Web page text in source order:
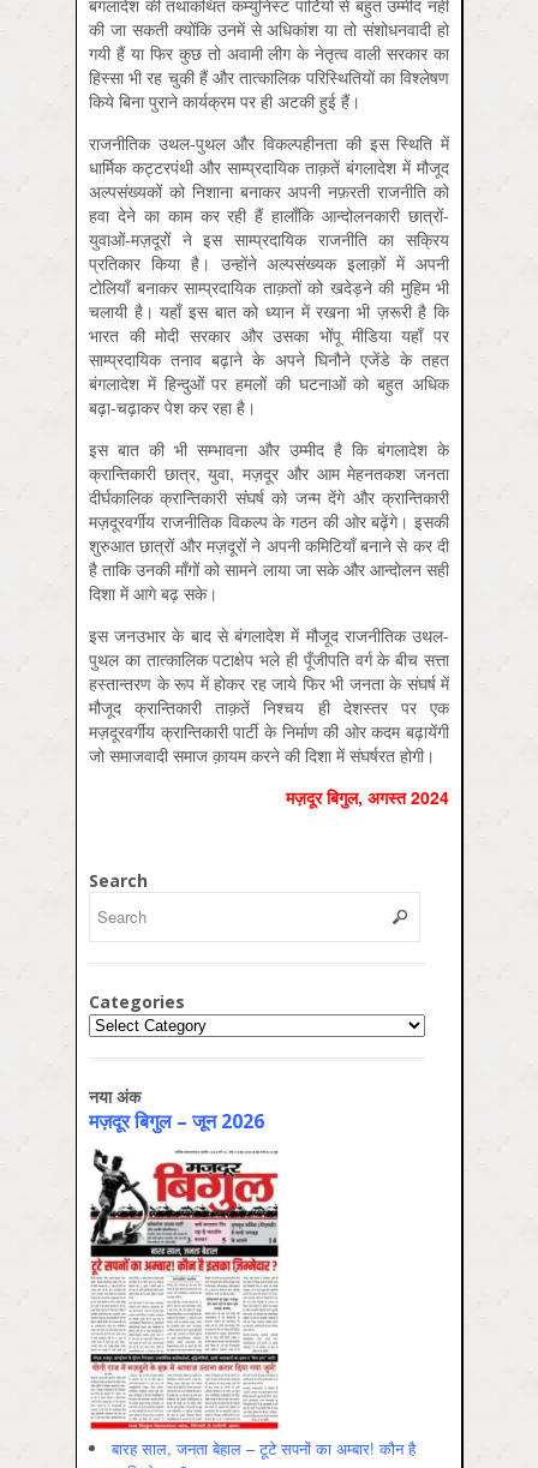
बंगलादेश की तथाकथित कम्युनिस्ट पार्टियों से बहुत उम्मीद नहीं
की जा सकती क्योंकि उनमें से अधिकांश या तो संशोधनवादी हो
गयी हैं या फिर कुछ तो अवामी लीग के नेतृत्व वाली सरकार का
हिस्सा भी रह चुकी हैं और तात्कालिक परिस्थितियों का विश्लेषण
किये बिना पुराने कार्यक्रम पर ही अटकी हुई हैं।
राजनीतिक उथल-पुथल और विकल्पहीनता की इस स्थिति में
धार्मिक कट्टरपंथी और साम्प्रदायिक ताक़तें बंगलादेश में मौजूद
अल्पसंख्यकों को निशाना बनाकर अपनी नफ़रती राजनीति को
हवा देने का काम कर रही हैं हालाँकि आन्दोलनकारी छात्रों-
युवाओं-मज़दूरों ने इस साम्प्रदायिक राजनीति का सक्रिय
प्रतिकार किया है। उन्होंने अल्पसंख्यक इलाक़ों में अपनी
टोलियाँ बनाकर साम्प्रदायिक ताक़तों को खदेड़ने की मुहिम भी
चलायी है। यहाँ इस बात को ध्यान में रखना भी ज़रूरी है कि
भारत की मोदी सरकार और उसका भोंपू मीडिया यहाँ पर
साम्प्रदायिक तनाव बढ़ाने के अपने घिनौने एजेंडे के तहत
बंगलादेश में हिन्दुओं पर हमलों की घटनाओं को बहुत अधिक
बढ़ा-चढ़ाकर पेश कर रहा है।
इस बात की भी सम्भावना और उम्मीद है कि बंगलादेश के
क्रान्तिकारी छात्र, युवा, मज़दूर और आम मेहनतकश जनता
दीर्घकालिक क्रान्तिकारी संघर्ष को जन्म देंगे और क्रान्तिकारी
मज़दूरवर्गीय राजनीतिक विकल्प के गठन की ओर बढ़ेंगे। इसकी
शुरुआत छात्रों और मज़दूरों ने अपनी कमिटियाँ बनाने से कर दी
है ताकि उनकी माँगों को सामने लाया जा सके और आन्दोलन सही
दिशा में आगे बढ़ सके।
इस जनउभार के बाद से बंगलादेश में मौजूद राजनीतिक उथल-
पुथल का तात्कालिक पटाक्षेप भले ही पूँजीपति वर्ग के बीच सत्ता
हस्तान्तरण के रूप में होकर रह जाये फिर भी जनता के संघर्ष में
मौजूद क्रान्तिकारी ताक़तें निश्चय ही देशस्तर पर एक
मज़दूरवर्गीय क्रान्तिकारी पार्टी के निर्माण की ओर कदम बढ़ायेंगी
जो समाजवादी समाज क़ायम करने की दिशा में संघर्षरत होगी।
मज़दूर बिगुल, अगस्‍त 2024
Search
Categories
Categories
नया अंक
मज़दूर बिगुल – जून 2026
बारह साल, जनता बेहाल – टूटे सपनों का अम्बार! कौन है